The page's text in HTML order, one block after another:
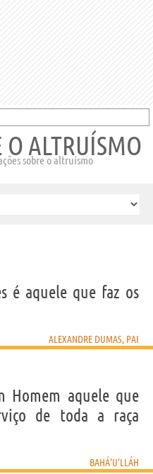
O ALTRUÍSMO
sobre o altruísmo
é aquele que faz os
ALEXANDRE DUMAS, PAI
Homem aquele que
de toda a raça
BAHÁ'U'LLÁH